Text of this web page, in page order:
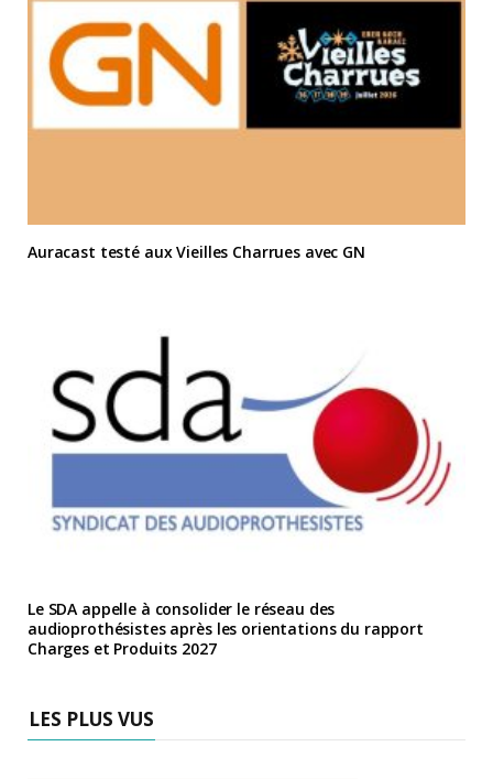
Auracast testé aux Vieilles Charrues avec GN
Le SDA appelle à consolider le réseau des
audioprothésistes après les orientations du rapport
Charges et Produits 2027
LES PLUS VUS